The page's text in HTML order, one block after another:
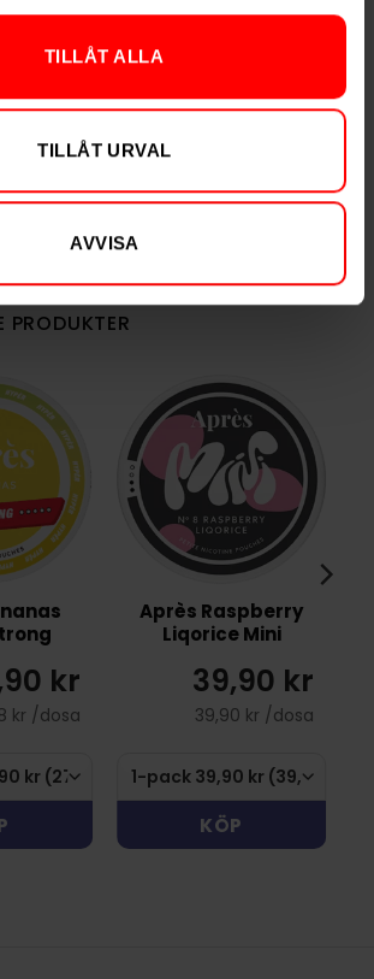
TILLÅT ALLA
TILLÅT URVAL
AVVISA
0,7 g
BAT
PRODUKTER
kr
kr /dosa
Après Raspberry
Liqorice Mini
39,90 kr
39,90 kr /dosa
KÖP